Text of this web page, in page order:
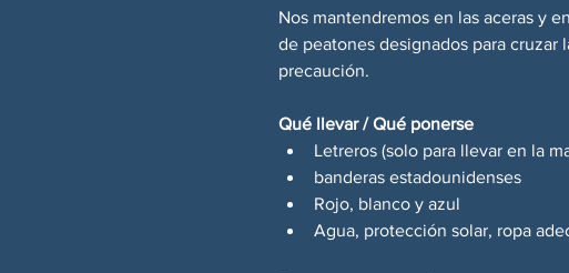
Nos mantendremos en las aceras y
de peatones designados para
precaución.
Qué llevar / Qué ponerse
Letreros (solo para llevar en la
banderas estadounidenses
Rojo, blanco y azul
Agua, protección solar, ropa